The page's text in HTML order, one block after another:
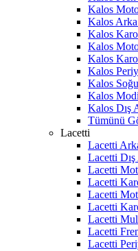
Kalos
Kalos Arka
Kalos
Kalos
Kalos
Kalos
Kalos
Kalos
Kalos Dış
Tümünü
Lacetti
Lacetti
Lacetti
Lacetti
Lacetti
Lacetti
Lacetti
Lacetti
Lacetti
Lacetti